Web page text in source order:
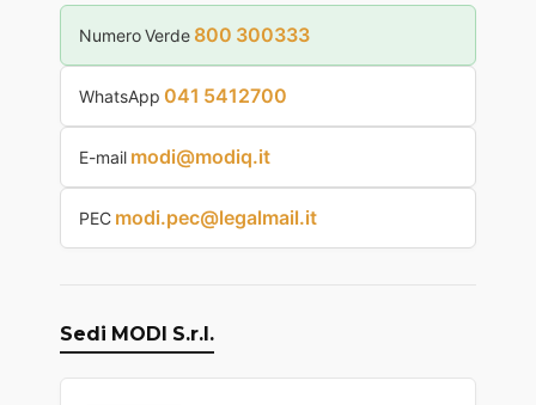
Numero Verde 800 300333
WhatsApp 041 5412700
E-mail modi@modiq.it
PEC modi.pec@legalmail.it
Sedi MODI S.r.l.